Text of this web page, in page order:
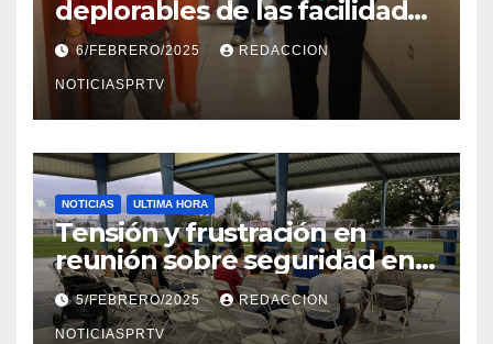
deplorables de las facilidades
el Departamento de la Salud
en Mayagüez
6/FEBRERO/2025 REDACCION
NOTICIASPRTV
NOTICIAS ULTIMA HORA
Tensión y frustración en
reunión sobre seguridad en
Reparto Metropolitano
5/FEBRERO/2025 REDACCION
NOTICIASPRTV